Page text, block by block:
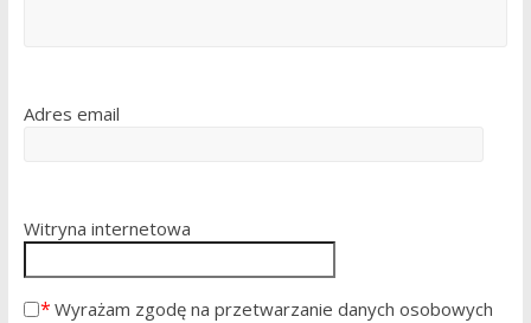
Adres email
Witryna internetowa
Wyrażam zgodę na przetwarzanie danych osobowych